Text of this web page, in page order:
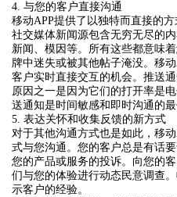
4. 与您的客户直接沟通
移动APP提供了以独特而直接的
社交媒体新闻源包含无穷无尽的
新闻、模因等。所有这些都意味
牌中迷失或被其他帖子淹没。移
客户实时直接交互的机会。推送
原因之一是因为它们的打开率是
送通知是时间敏感和即时沟通的最
5. 表达关怀和收集反馈的新方式
对于其他沟通方式也是如此，移
式与您沟通。您的客户总是有话
您的产品或服务的投诉。向您的
们与您的体验进行动态民意调查
示客户的经验。